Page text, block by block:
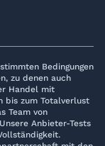
Bedingungen
zu denen auch
Handel mit
bis zum Totalverlust
Team von
Anbieter-Tests